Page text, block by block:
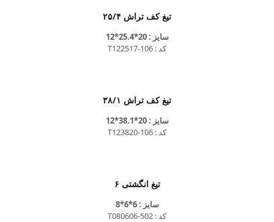
تیغ کف تراش ۲۵/۴
سایز : 20*25.4*12
کد : T122517-106
تیغ کف تراش ۳۸/۱
سایز : 20*38.1*12
کد : T123820-106
تیغ انگشتی ۶
سایز : 6*6*8
کد : T080606-502